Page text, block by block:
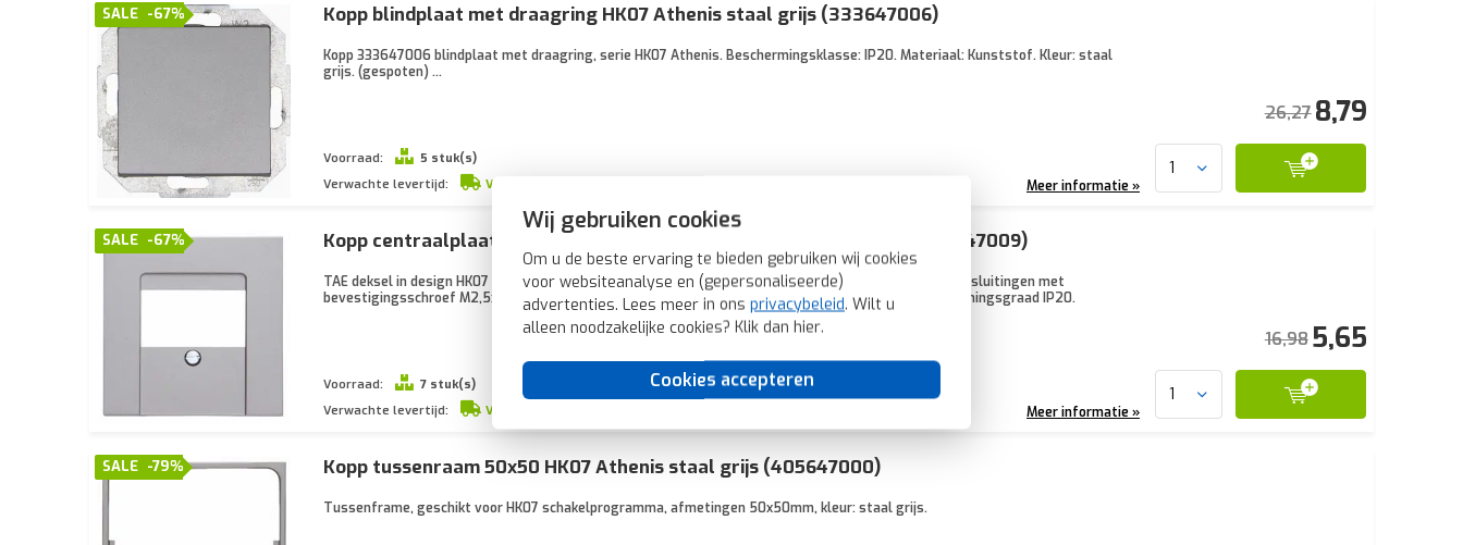
Wij gebruiken cookies
Om u de beste ervaring te bieden gebruiken wij cookies
voor websiteanalyse en (gepersonaliseerde)
advertenties. Lees meer in ons privacybeleid. Wilt u
alleen noodzakelijke cookies? Klik dan hier.
Cookies accepteren
-67%
SALE Kopp blindplaat met draagring HK07 Athenis staal grijs (333647006)
Kopp 333647006 blindplaat met draagring, serie HK07 Athenis. Beschermingsklasse: IP20. Materiaal: Kunststof. Kleur: staal
grijs. (gespoten) ...
Voorraad:
5 stuk(s)
Verwachte levertijd:
Voor maandag 21u besteld, dinsdag in huis*
26,278,79
Meer informatie »
-67%
SALE Kopp centraalplaat USB/TAE/luidspreker HK07 Athenis staal grijs (373147009)
TAE deksel in design HK07 en de kleur staal grijs voor TAE telefoonaansluitdoos, geschikt voor 1-3 aansluitingen met
bevestigingsschroef M2,5x12mm. Kan ook worden gebruikt voor een 2-weg USB-aansluiting. Beschermingsgraad IP20.
Voorraad:
7 stuk(s)
Verwachte levertijd:
Voor maandag 21u besteld, dinsdag in huis*
16,985,65
Meer informatie »
-79%
SALE Kopp tussenraam 50x50 HK07 Athenis staal grijs (405647000)
Tussenframe, geschikt voor HK07 schakelprogramma, afmetingen 50x50mm, kleur: staal grijs.